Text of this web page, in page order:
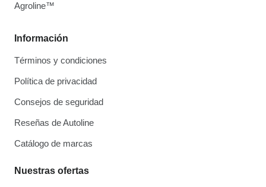
Información
Términos y condiciones
Política de privacidad
Consejos de seguridad
Reseñas de Autoline
Catálogo de marcas
Nuestras ofertas
Agroline™